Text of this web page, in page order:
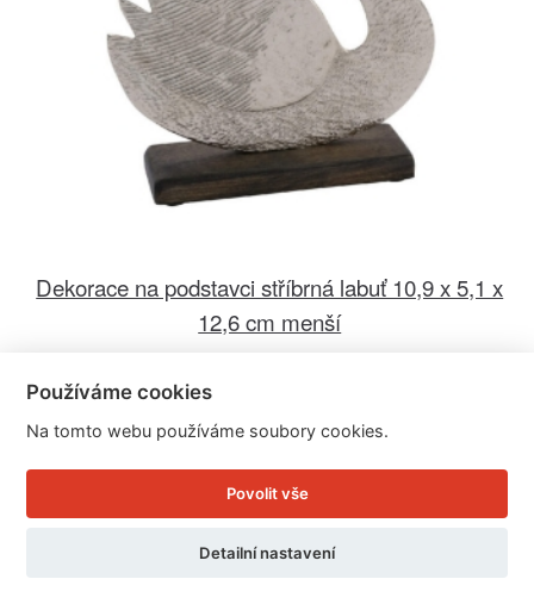
Dekorace na podstavci stříbrná labuť 10,9 x 5,1 x
12,6 cm menší
Cena: 50 Kč
Skladem
Doručíme do: 11.8.
Používáme cookies
Na tomto webu používáme soubory cookies.
Povolit vše
Detailní nastavení